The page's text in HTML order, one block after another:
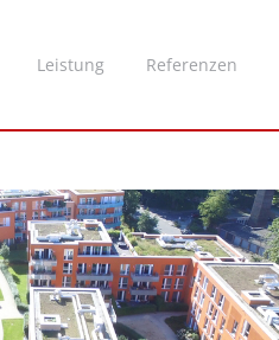
Leistung Referenzen